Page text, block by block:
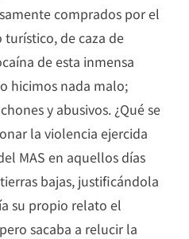
comprados por el
de caza de
de esta inmensa
hicimos nada malo;
y abusivos. ¿Qué se
la violencia ejercida
MAS en aquellos días
bajas, justificándola
su propio relato el
sacaba a relucir la